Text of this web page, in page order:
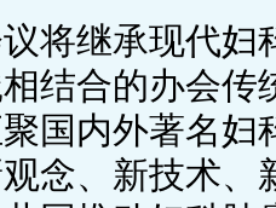
将继承现代妇
结合的办会传
国内外著名妇
念、新技术、